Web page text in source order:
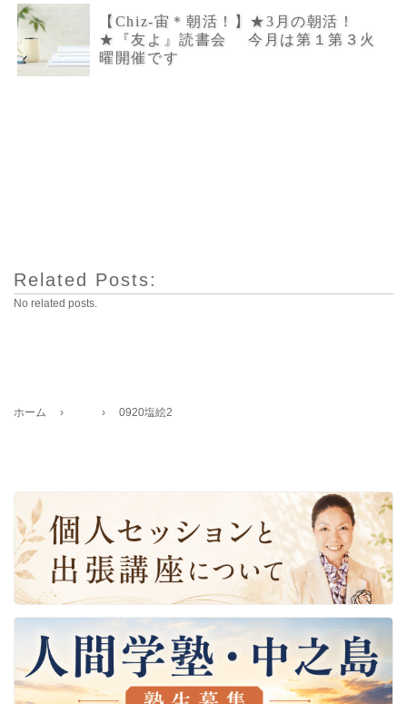
【Chiz-宙＊朝活！】★3月の朝活！
★『友よ』読書会 今月は第１第３火
曜開催です
Related Posts:
No related posts.
ホーム › › 0920塩絵2